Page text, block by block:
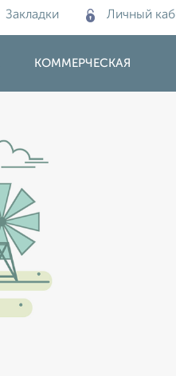
Закладки Личный
КОММЕРЧЕСКАЯ